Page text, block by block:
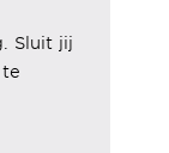
. Sluit jij